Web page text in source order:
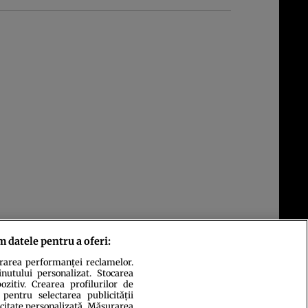
datele pentru a oferi:
performanței reclamelor.
personalizat. Stocarea
Crearea profilurilor de
selectarea publicității
personalizată. Măsurarea